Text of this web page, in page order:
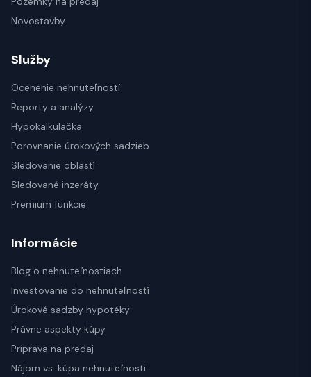
Novostavby
Služby
Ocenenie nehnuteľností
Reporty a analýzy
Hypokalkulačka
Porovnanie úrokových sadzieb
Sledovanie oblastí
Sledované inzeráty
Premium funkcie
Informácie
Blog o nehnuteľnostiach
Investovanie do nehnuteľností
Úrokové sadzby hypotéky
Právne aspekty kúpy
Príprava na predaj
Nájom vs. kúpa nehnuteľnosti